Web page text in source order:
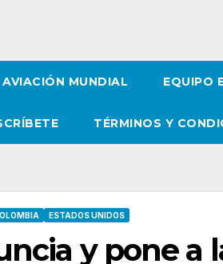
MUNDIAL EQUIPO
TÉRMINOS Y
ESTADOS UNIDOS
y pone a